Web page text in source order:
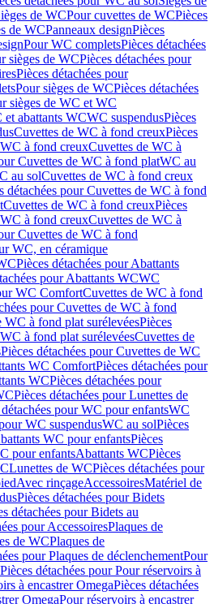
de WCPour cuvettes de WCPièces
de WCPanneaux designPièces
Pour WC completsPièces détachées
sièges de WCPièces détachées pour
Pièces détachées pour
Pour sièges de WCPièces détachées
sièges de WC et WC
et abattants WCWC suspendusPièces
Cuvettes de WC à fond creuxPièces
à fond creuxCuvettes de WC à
Cuvettes de WC à fond platWC au
au solCuvettes de WC à fond creux
détachées pour Cuvettes de WC à fond
Cuvettes de WC à fond creuxPièces
à fond creuxCuvettes de WC à
Cuvettes de WC à fond
WC, en céramique
Pièces détachées pour Abattants
pour Abattants WCWC
WC ComfortCuvettes de WC à fond
pour Cuvettes de WC à fond
WC à fond plat surélevéesPièces
à fond plat surélevéesCuvettes de
Pièces détachées pour Cuvettes de WC
WC ComfortPièces détachées pour
WCPièces détachées pour
Pièces détachées pour Lunettes de
détachées pour WC pour enfantsWC
WC suspendusWC au solPièces
WC pour enfantsPièces
pour enfantsAbattants WCPièces
Lunettes de WCPièces détachées pour
Avec rinçageAccessoiresMatériel de
Pièces détachées pour Bidets
détachées pour Bidets au
pour AccessoiresPlaques de
de WCPlaques de
pour Plaques de déclenchementPour
Pièces détachées pour Pour réservoirs à
à encastrer OmegaPièces détachées
OmegaPour réservoirs à encastrer